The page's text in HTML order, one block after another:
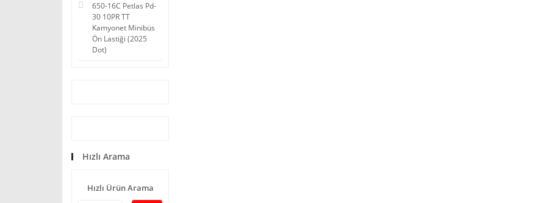
650-16C Petlas Pd-
30 10PR TT
Kamyonet Minibüs
Ön Lastiği (2025
Dot)
Hızlı Arama
Hızlı Ürün Arama